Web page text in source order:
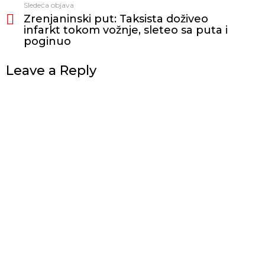
Sledeća objava
Zrenjaninski put: Taksista doživeo
infarkt tokom vožnje, sleteo sa puta i
poginuo
Leave a Reply